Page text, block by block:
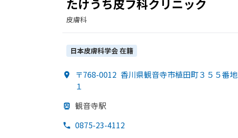
たけうち皮フ科クリニック
皮膚科
日本皮膚科学会在籍
〒768-0012 香川県観音寺市植田町３５５番地
１
観音寺駅
0875-23-4112